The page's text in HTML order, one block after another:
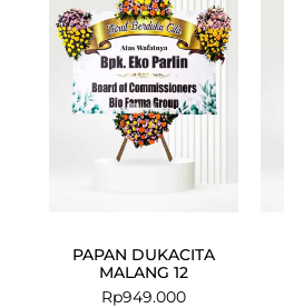
PAPAN DUKACITA
MALANG 12
Rp949.000